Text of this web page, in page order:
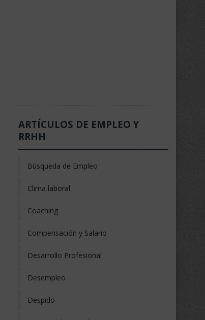
ARTÍCULOS DE EMPLEO Y
RRHH
Búsqueda de Empleo
Clima laboral
Coaching
Compensación y Salario
Desarrollo Profesional
Desempleo
Despido